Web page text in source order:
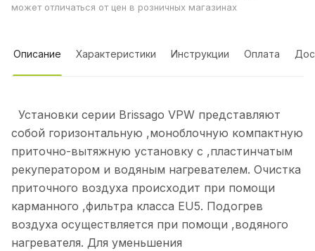
может отличаться от цен в розничных магазинах
Описание Характеристики Инструкции Оплата
Установки серии Brissago VPW представляют
собой горизонтальную ,моноблочную компактную
приточно-вытяжную установку с ,пластинчатым
рекуператором и водяным нагревателем. Очистка
приточного воздуха происходит при помощи
карманного ,фильтра класса EU5. Подогрев
воздуха осуществляется при помощи ,водяного
нагревателя. Для уменьшения